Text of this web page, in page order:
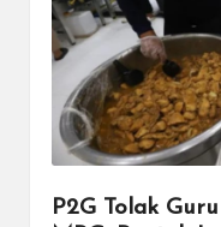
P2G Tolak